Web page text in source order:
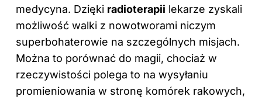
medycyna. Dzięki radioterapii lekarze zyskali
możliwość walki z nowotworami niczym
superbohaterowie na szczególnych misjach.
Można to porównać do magii, chociaż w
rzeczywistości polega to na wysyłaniu
promieniowania w stronę komórek rakowych,